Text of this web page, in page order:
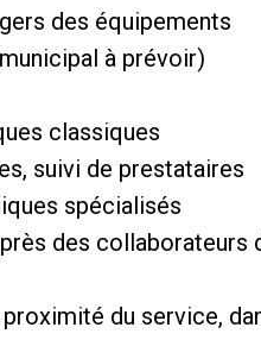
des équipements
à prévoir)
classiques
suivi de prestataires
spécialisés
des collaborateurs
du service,